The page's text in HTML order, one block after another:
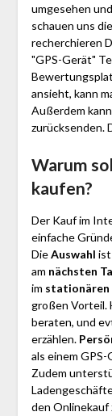
umgesehen
schauen uns
recherchieren
"GPS-Gerät"
ansieht, kann
Außerdem
zurücksenden.
Warum
kaufen?
Der Kauf im
einfache
DieAuswahl
am nächsten
im stationären
großen Vorteil.
beraten, und
erzählen.
als einem
Zudem
den Onlinekauf